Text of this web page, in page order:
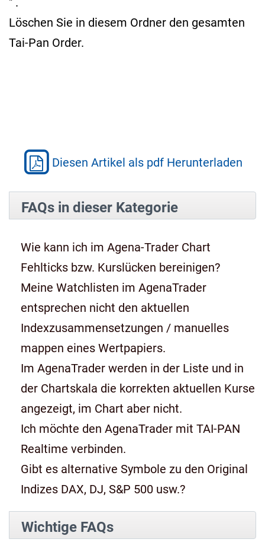
Löschen Sie in diesem Ordner den gesamten
Tai-Pan Order.
Diesen Artikel als pdf Herunterladen
FAQs in dieser Kategorie
Wie kann ich im Agena-Trader Chart
Fehlticks bzw. Kurslücken bereinigen?
Meine Watchlisten im AgenaTrader
entsprechen nicht den aktuellen
Indexzusammensetzungen / manuelles
mappen eines Wertpapiers.
Im AgenaTrader werden in der Liste und in
der Chartskala die korrekten aktuellen Kurse
angezeigt, im Chart aber nicht.
Ich möchte den AgenaTrader mit TAI-PAN
Realtime verbinden.
Gibt es alternative Symbole zu den Original
Indizes DAX, DJ, S&P 500 usw.?
Wichtige FAQs